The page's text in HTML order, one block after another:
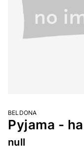
BELDONA
Pyjama -
null